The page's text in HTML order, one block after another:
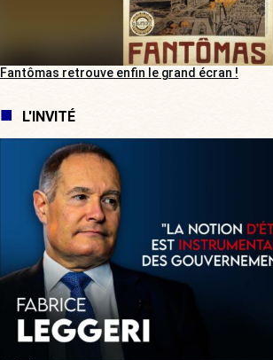
Fantômas retrouve enfin le grand écran !
L'INVITÉ